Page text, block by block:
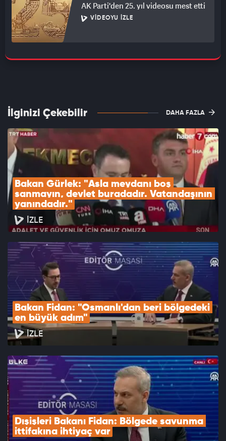
AK Parti'den 25. yıl videosu mest etti
VIDEOYU İZLE
İlginizi Çekebilir DAHA FAZLA
Bakan Gürlek: "Asla meydanı boş
sanmayın, devlet buradadır. Vatandaşının
yanındadır."
İZLE
Bakan Fidan: "Osmanlı'dan beri bölgedeki
en büyük adım"
İZLE
Dışişleri Bakanı Fidan: Bölgede savunma
ittifakına ihtiyaç var